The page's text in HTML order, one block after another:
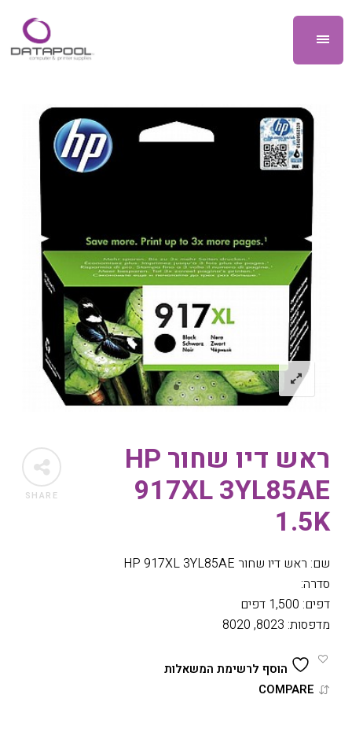
SHARE
ראש דיו שחור HP
917XL 3YL85AE
1.5K
שם: ראש דיו שחור HP 917XL 3YL85AE
סדרה:
דפים: 1,500 דפים
מדפסות: 8023, 8020
הוסף לרשימת המשאלות
COMPARE